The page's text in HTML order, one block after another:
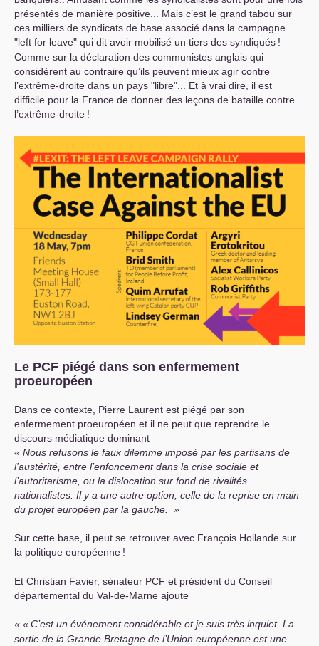
présentés de manière positive... Mais c’est le grand tabou sur
ces milliers de syndicats de base associé dans la campagne
"left for leave" qui dit avoir mobilisé un tiers des syndiqués !
Comme sur la déclaration des communistes anglais qui
considèrent au contraire qu’ils peuvent mieux agir contre
l’extrême-droite dans un pays "libre"... Et à vrai dire, il est
difficile pour la France de donner des leçons de bataille contre
l’extrême-droite !
Le PCF piégé dans son enfermement
proeuropéen
Dans ce contexte, Pierre Laurent est piégé par son
enfermement proeuropéen et il ne peut que reprendre le
discours médiatique dominant
Nous refusons le faux dilemme imposé par les partisans de
l’austérité, entre l’enfoncement dans la crise sociale et
l’autoritarisme, ou la dislocation sur fond de rivalités
nationalistes. Il y a une autre option, celle de la reprise en main
du projet européen par la gauche.
Sur cette base, il peut se retrouver avec François Hollande sur
la politique européenne !
Et Christian Favier, sénateur PCF et président du Conseil
départemental du Val-de-Marne ajoute
«C’est un événement considérable et je suis très inquiet. La
sortie de la Grande Bretagne de l’Union européenne est une